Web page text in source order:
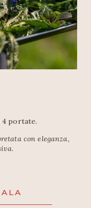
4 portate.
con eleganza,